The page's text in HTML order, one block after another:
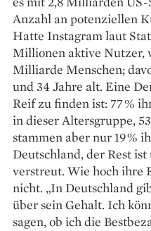
Anzahl an potenziellen
Hatte Instagram laut
Millionen aktive Nutzer,
Milliarde Menschen;
und 34 Jahre alt. Eine
Reif zu finden ist: 77 %
in dieser Alters­gruppe,
stammen aber nur 19 %
Deutschland, der Rest
verstreut. Wie hoch ihre
nicht. „In Deutschland
über sein Gehalt. Ich
sagen, ob ich die